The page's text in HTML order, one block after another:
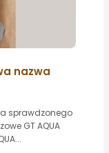
nazwa
sprawdzonego
GT AQUA